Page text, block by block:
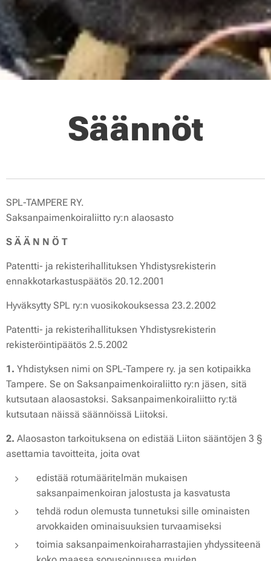
Säännöt
SPL-TAMPERE RY.
Saksanpaimenkoiraliitto ry:n alaosasto
S Ä Ä N N Ö T
Patentti- ja rekisterihallituksen Yhdistysrekisterin
ennakkotarkastuspäätös 20.12.2001
Hyväksytty SPL ry:n vuosikokouksessa 23.2.2002
Patentti- ja rekisterihallituksen Yhdistysrekisterin
rekisteröintipäätös 2.5.2002
1. Yhdistyksen nimi on SPL-Tampere ry. ja sen kotipaikka
Tampere. Se on Saksanpaimenkoiraliitto ry:n jäsen, sitä
kutsutaan alaosastoksi. Saksanpaimenkoiraliitto ry:tä
kutsutaan näissä säännöissä Liitoksi.
2. Alaosaston tarkoituksena on edistää Liiton sääntöjen 3 §
asettamia tavoitteita, joita ovat
edistää rotumääritelmän mukaisen
saksanpaimenkoiran jalostusta ja kasvatusta
tehdä rodun olemusta tunnetuksi sille ominaisten
arvokkaiden ominaisuuksien turvaamiseksi
toimia saksanpaimenkoiraharrastajien yhdyssiteenä